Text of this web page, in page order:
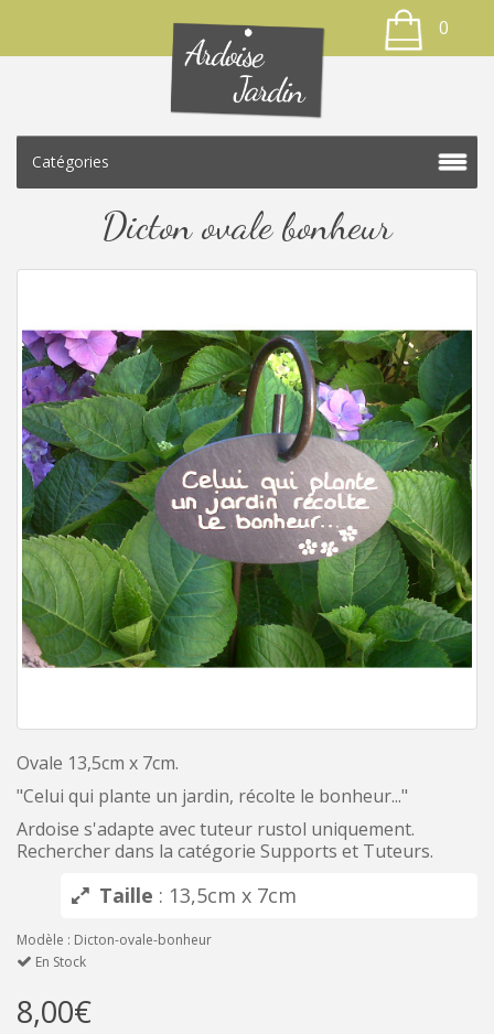
0
Catégories
Dicton ovale bonheur
Ovale 13,5cm x 7cm.
"Celui qui plante un jardin, récolte le bonheur..."
Ardoise s'adapte avec tuteur rustol uniquement.
Rechercher dans la catégorie Supports et Tuteurs.
Taille : 13,5cm x 7cm
Modèle : Dicton-ovale-bonheur
En Stock
8,00€